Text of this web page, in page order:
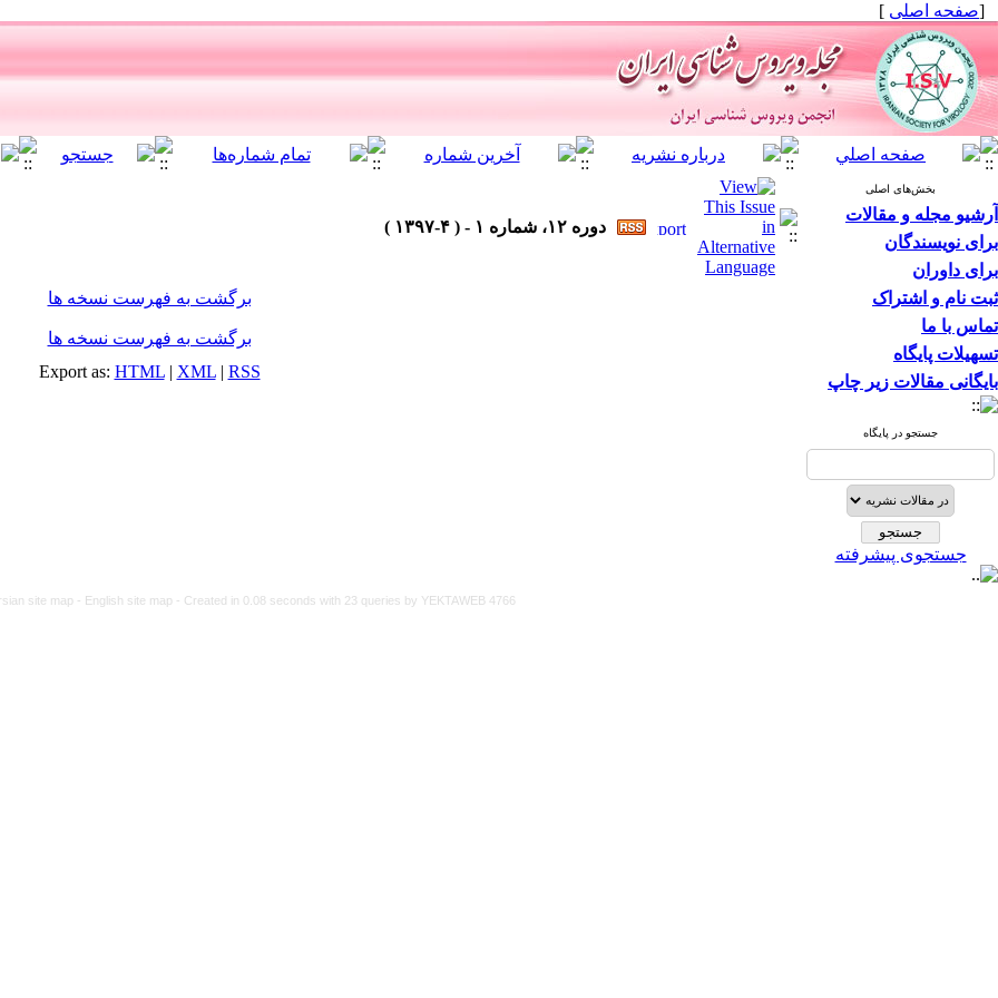
[صفحه اصلی ]
بخش‌های اصلی
آرشیو مجله و مقالات
برای نویسندگان
برای داوران
ثبت نام و اشتراک
تماس با ما
تسهیلات پایگاه
بایگانی مقالات زیر چاپ
جستجو در پایگاه
جستجوی پیشرفته
دوره ۱۲، شماره ۱ - ( ۴-۱۳۹۷ )
برگشت به فهرست نسخه ها
برگشت به فهرست نسخه ها
Export as: HTML| XML| RSS
site map - English site map - Created in 0.08 seconds with 23 queries by YEKTAWEB 4766